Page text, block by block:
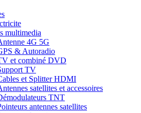
multimedia
4G 5G
& Autoradio
et combiné DVD
TV
et Splitter HDMI
satellites et accessoires
TNT
antennes satellites